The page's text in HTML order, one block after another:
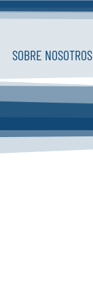
SOBRE NOSOTROS